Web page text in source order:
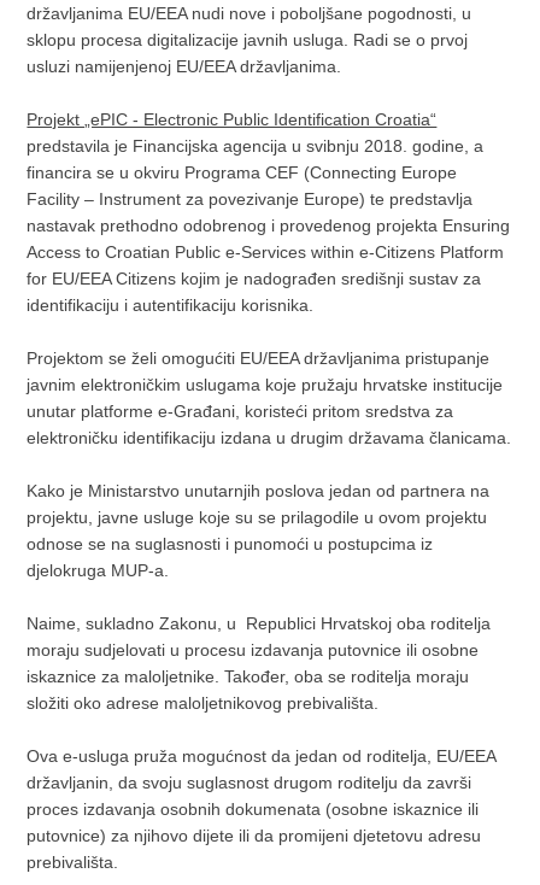
državljanima EU/EEA nudi nove i poboljšane pogodnosti, u
sklopu procesa digitalizacije javnih usluga. Radi se o prvoj
usluzi namijenjenoj EU/EEA državljanima.
Projekt „ePIC - Electronic Public Identification Croatia“
predstavila je Financijska agencija u svibnju 2018. godine, a
financira se u okviru Programa CEF (Connecting Europe
Facility – Instrument za povezivanje Europe) te predstavlja
nastavak prethodno odobrenog i provedenog projekta Ensuring
Access to Croatian Public e-Services within e-Citizens Platform
for EU/EEA Citizens kojim je nadograđen središnji sustav za
identifikaciju i autentifikaciju korisnika.
Projektom se želi omogućiti EU/EEA državljanima pristupanje
javnim elektroničkim uslugama koje pružaju hrvatske institucije
unutar platforme e-Građani, koristeći pritom sredstva za
elektroničku identifikaciju izdana u drugim državama članicama.
Kako je Ministarstvo unutarnjih poslova jedan od partnera na
projektu, javne usluge koje su se prilagodile u ovom projektu
odnose se na suglasnosti i punomoći u postupcima iz
djelokruga MUP-a.
Naime, sukladno Zakonu, u Republici Hrvatskoj oba roditelja
moraju sudjelovati u procesu izdavanja putovnice ili osobne
iskaznice za maloljetnike. Također, oba se roditelja moraju
složiti oko adrese maloljetnikovog prebivališta.
Ova e-usluga pruža mogućnost da jedan od roditelja, EU/EEA
državljanin, da svoju suglasnost drugom roditelju da završi
proces izdavanja osobnih dokumenata (osobne iskaznice ili
putovnice) za njihovo dijete ili da promijeni djetetovu adresu
prebivališta.